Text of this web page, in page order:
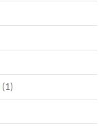
(1)